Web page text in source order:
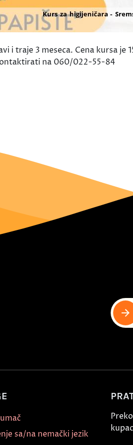
i traje 3 meseca. Cena kursa
na 060/022-55-84
sa/na nemački jezik